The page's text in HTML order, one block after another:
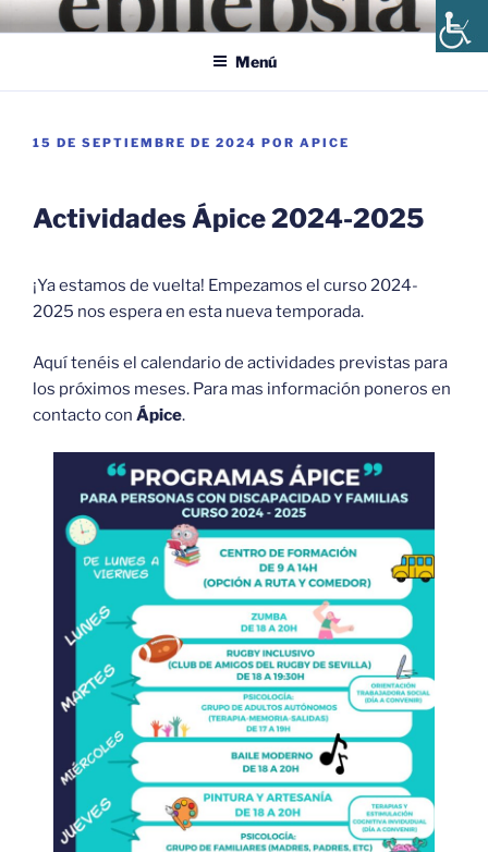
Saltar
al
ÁPICE, ASOCIACIÓN
ANDALUZA DE EPILEPSIA
Ápice, Asociación Andaluza de Epilepsia y Enfermedades Afines
Menú
PUBLICADO
15 DE SEPTIEMBRE DE 2024 POR APICE
Actividades Ápice 2024-2025
¡Ya estamos de vuelta! Empezamos el curso 2024-
2025 nos espera en esta nueva temporada.
Aquí tenéis el calendario de actividades previstas para
los próximos meses. Para mas información poneros en
contacto con Ápice.